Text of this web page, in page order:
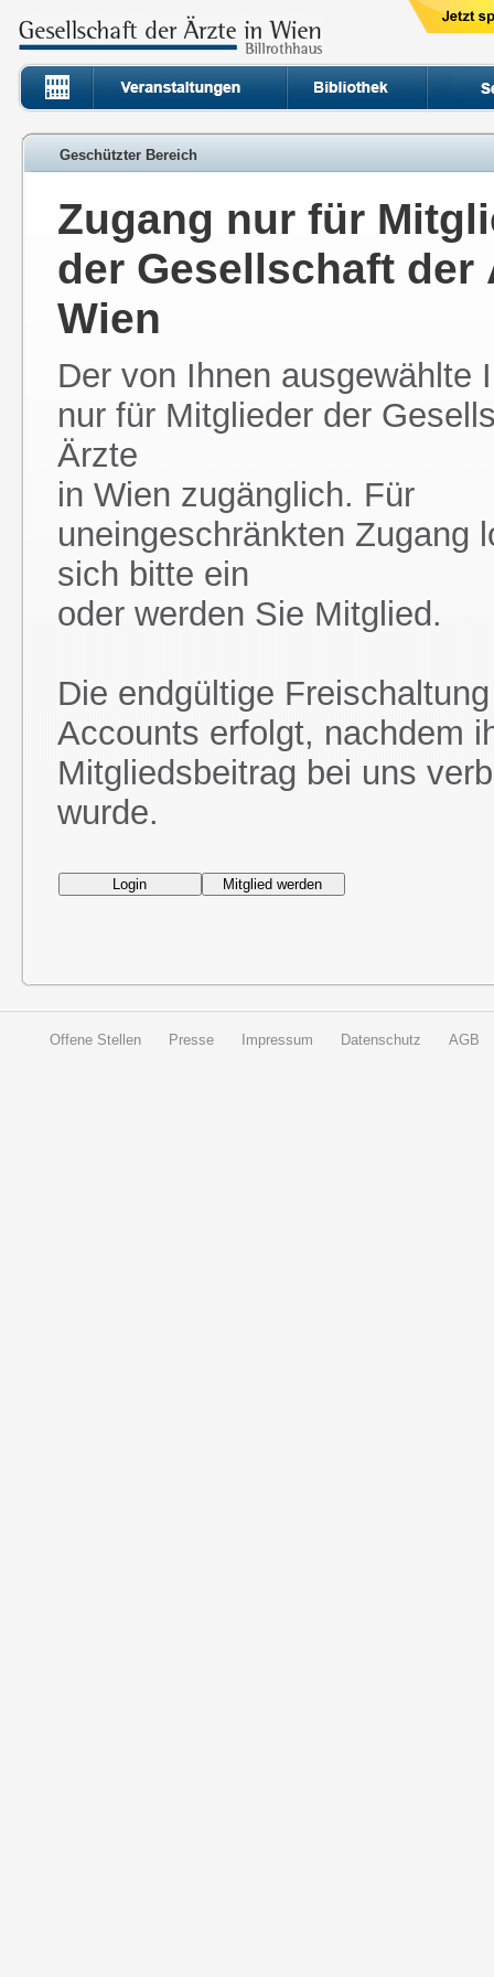
Geschützter Bereich
Zugang nur für
der Gesellschaft der
Wien
Der von Ihnen ausgewählte
nur für Mitglieder der
Ärzte
in Wien zugänglich. Für
uneingeschränkten Zugang
sich bitte ein
oder werden Sie Mitglied.
Die endgültige
Accounts erfolgt, nachdem
Mitgliedsbeitrag bei uns
wurde.
Offene Stellen Presse Impressum Datenschutz AGB